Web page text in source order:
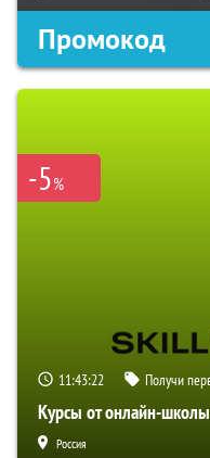
Промокод
-5%
11:43:21 Получи
Курсы от онлайн-
Россия